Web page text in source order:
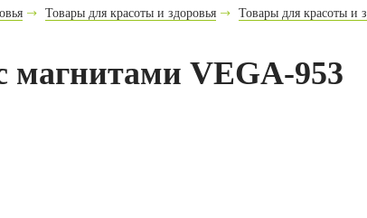
и полезные товары
Товары для красоты и здоровья Товары для красоты и
VEGA-953